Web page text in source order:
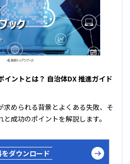
イントとは？ 自治体DX 推進ガイド
求められる背景とよくある失敗、そ
成功のポイントを解説します。
をダウンロード